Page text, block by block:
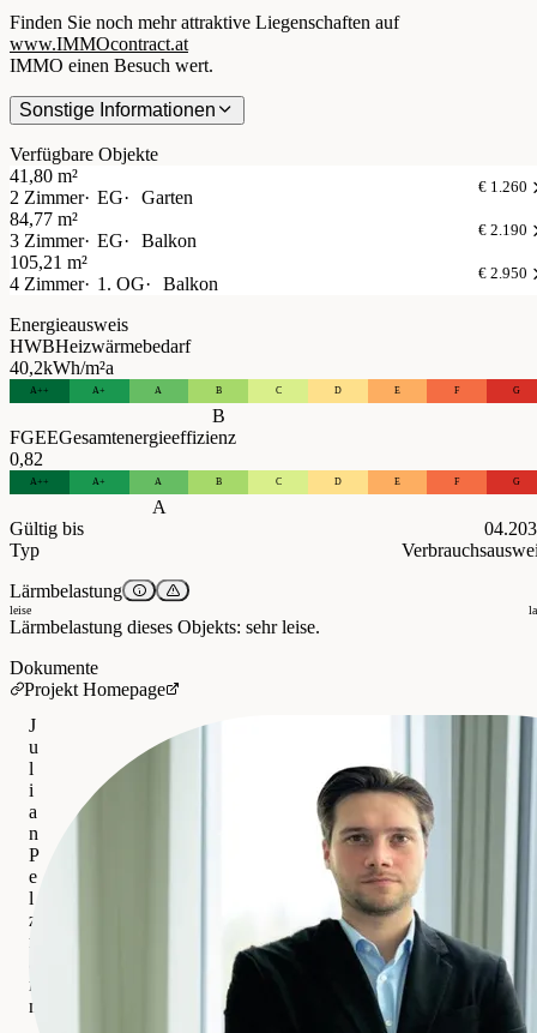
Finden Sie noch mehr attraktive Liegenschaften auf
www.IMMOcontract.at
IMMO einen Besuch wert.
Sonstige Informationen
Verfügbare Objekte
41,80 m²
2 Zimmer
EG Garten
€ 1.260
84,77 m²
3 Zimmer
EG Balkon
€ 2.190
105,21 m²
4 Zimmer
1. OG Balkon
€ 2.950
Energieausweis
HWBHeizwärmebedarf
40,2kWh/m²a
A++ A+ A B C D E F G
B
FGEEGesamtenergieeffizienz
0,82
A++ A+ A B C D E F G
A
Gültig bis
Typ
Lärmbelastung
leise
Lärmbelastung dieses Objekts: sehr leise.
Dokumente
Projekt Homepage
J
u
l
i
a
n
P
e
l
z
m
n
n
IMMOcontract Immobilien Vermittlung GmbH